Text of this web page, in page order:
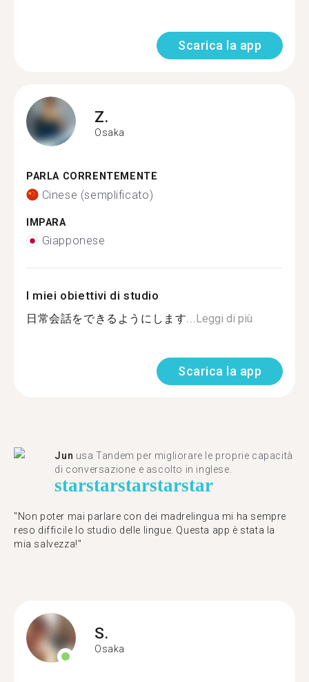
Scarica la app
Z.
Osaka
PARLA CORRENTEMENTE
Cinese (semplificato)
IMPARA
Giapponese
I miei obiettivi di studio
日常会話をできるようにします...Leggi di più
Scarica la app
Jun usa Tandem per migliorare le proprie capacità
di conversazione e ascolto in inglese.
starstarstarstarstar
"Non poter mai parlare con dei madrelingua mi ha sempre
reso difficile lo studio delle lingue. Questa app è stata la
mia salvezza!"
S.
Osaka